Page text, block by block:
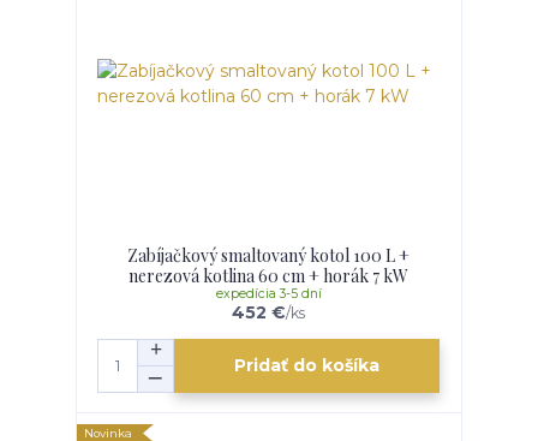
Zabíjačkový smaltovaný kotol 100 L +
nerezová kotlina 60 cm + horák 7 kW
452 €/ks
expedícia 3-5 dní
Pridať do košíka
Novinka